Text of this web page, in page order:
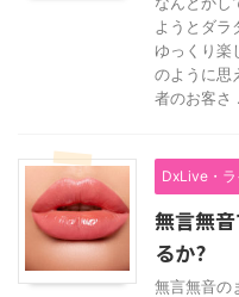
ようとダラ
ゆっくり楽
のように思
者のお客さ
DxLive・
無言無
るか?
無言無音の